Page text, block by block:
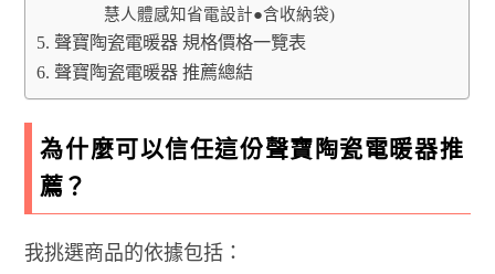
慧人體感知省電設計●含收納袋)
聲寶陶瓷電暖器 規格價格一覽表
聲寶陶瓷電暖器 推薦總結
為什麼可以信任這份聲寶陶瓷電暖器推
薦？
我挑選商品的依據包括：